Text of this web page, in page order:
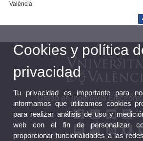
València
Grado en Ingeniería
Cookies y política
privacidad
Tu privacidad es importante para
informamos que utilizamos cookies
para realizar análisis de uso y
web con el fin de personalizar
proporcionar funcionalidades a las